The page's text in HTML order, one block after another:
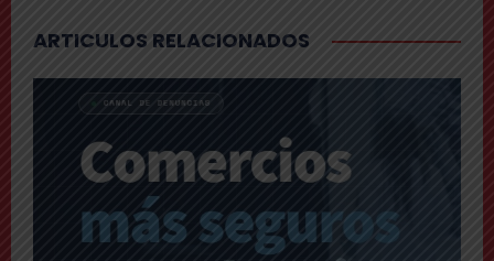
ARTICULOS RELACIONADOS